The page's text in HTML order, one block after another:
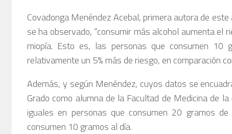
Covadonga Menéndez Acebal, primera autora de
se ha observado, “consumir más alcohol aumenta el
miopía. Esto es, las personas que consumen 10
relativamente un 5% más de riesgo, en comparación
Además, y según Menéndez, cuyos datos se
Grado como alumna de la Facultad de Medicina de
iguales en personas que consumen 20 gramos
consumen 10 gramos al día.